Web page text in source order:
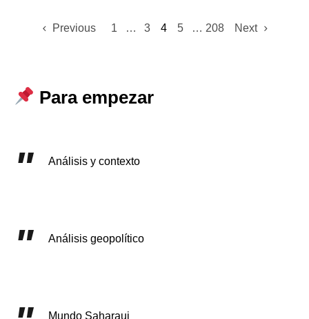
Previous 1 … 3 4 5 … 208 Next
Para empezar
Análisis y contexto
Análisis geopolítico
Mundo Saharaui